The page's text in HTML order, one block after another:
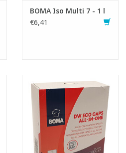
BOMA Iso Multi 7 - 1 l
€6,41